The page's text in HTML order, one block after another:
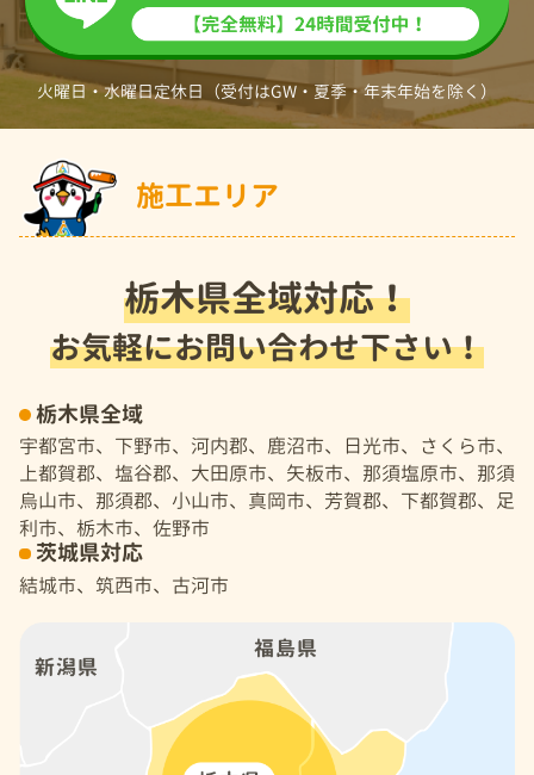
火曜日・水曜日定休日（受付はGW・夏季・年末年始を除く）
施工エリア
栃木県全域対応！
お気軽にお問い合わせ下さい！
栃木県全域
宇都宮市、下野市、河内郡、鹿沼市、日光市、さくら市、
上都賀郡、塩谷郡、大田原市、矢板市、那須塩原市、那須
烏山市、那須郡、小山市、真岡市、芳賀郡、下都賀郡、足
利市、栃木市、佐野市
茨城県対応
結城市、筑西市、古河市